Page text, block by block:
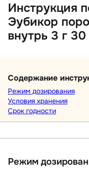
Инструкция
Эубикор
внутрь 3 г
Содержание
Режим дозирования
Условия хранения
Срок годности
Режим